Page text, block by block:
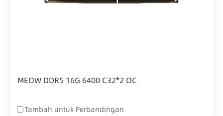
MEOW DDR5 16G 6400 C32*2 OC
Tambah untuk Perbandingan